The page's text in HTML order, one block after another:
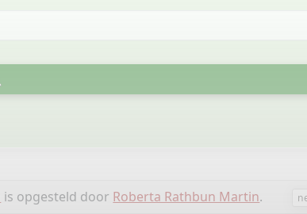
is opgesteld door Roberta Rathbun Martin.